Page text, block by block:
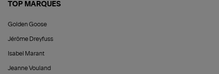
TOP MARQUES
Golden Goose
Jérôme Dreyfuss
Isabel Marant
Jeanne Vouland